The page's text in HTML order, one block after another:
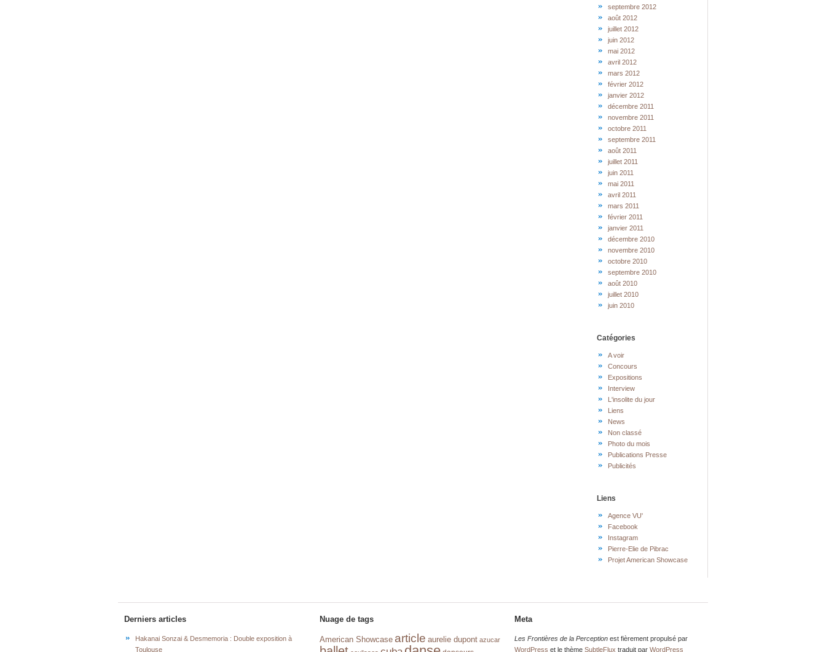
septembre 2012
août 2012
juillet 2012
juin 2012
mai 2012
avril 2012
mars 2012
février 2012
janvier 2012
décembre 2011
novembre 2011
octobre 2011
septembre 2011
août 2011
juillet 2011
juin 2011
mai 2011
avril 2011
mars 2011
février 2011
janvier 2011
décembre 2010
novembre 2010
octobre 2010
septembre 2010
août 2010
juillet 2010
juin 2010
Catégories
A voir
Concours
Expositions
Interview
L'insolite du jour
Liens
News
Non classé
Photo du mois
Publications Presse
Publicités
Liens
Agence VU'
Facebook
Instagram
Pierre-Elie de Pibrac
Projet American Showcase
Derniers articles
Hakanai Sonzai & Desmemoria : Double exposition à
Toulouse
Nuage de tags
American Showcase article aurelie dupont azucar
Meta
Les Frontières de la Perception est fièrement propulsé par
WordPress et le thèmeSubtleFlux traduit parWordPress